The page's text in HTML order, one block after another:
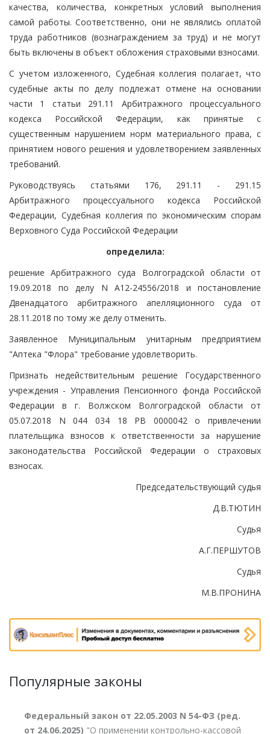
качества, количества, конкретных условий выполнения
самой работы. Соответственно, они не являлись оплатой
труда работников (вознаграждением за труд) и не могут
быть включены в объект обложения страховыми взносами.
С учетом изложенного, Судебная коллегия полагает, что
судебные акты по делу подлежат отмене на основании
части 1 статьи 291.11 Арбитражного процессуального
кодекса Российской Федерации, как принятые с
существенным нарушением норм материального права, с
принятием нового решения и удовлетворением заявленных
требований.
Руководствуясь статьями 176, 291.11 - 291.15
Арбитражного процессуального кодекса Российской
Федерации, Судебная коллегия по экономическим спорам
Верховного Суда Российской Федерации
определила:
решение Арбитражного суда Волгоградской области от
19.09.2018 по делу N А12-24556/2018 и постановление
Двенадцатого арбитражного апелляционного суда от
28.11.2018 по тому же делу отменить.
Заявленное Муниципальным унитарным предприятием
"Аптека "Флора" требование удовлетворить.
Признать недействительным решение Государственного
учреждения - Управления Пенсионного фонда Российской
Федерации в г. Волжском Волгоградской области от
05.07.2018 N 044 034 18 РВ 0000042 о привлечении
плательщика взносов к ответственности за нарушение
законодательства Российской Федерации о страховых
взносах.
Председательствующий судья
Д.В.ТЮТИН
Судья
А.Г.ПЕРШУТОВ
Судья
М.В.ПРОНИНА
Популярные законы
Федеральный закон от 22.05.2003 N 54-ФЗ (ред.
от 24.06.2025) "О применении контрольно-кассовой